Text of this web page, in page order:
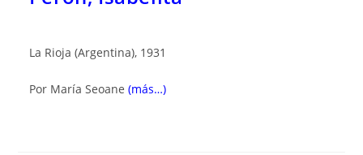
La Rioja (Argentina), 1931
Por María Seoane (más…)